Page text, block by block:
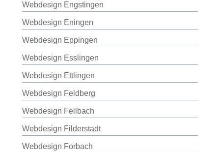
Webdesign Engstingen
Webdesign Eningen
Webdesign Eppingen
Webdesign Esslingen
Webdesign Ettlingen
Webdesign Feldberg
Webdesign Fellbach
Webdesign Filderstadt
Webdesign Forbach